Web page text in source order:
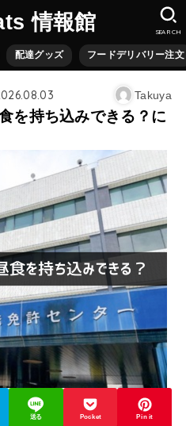
情報館
配達グッズ フードデリバリー注文
SEARCH
Takuya
を持ち込みできる？に
送る Pocket Pin it